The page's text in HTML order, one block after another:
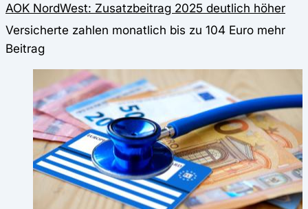
AOK NordWest: Zusatzbeitrag 2025 deutlich höher
Versicherte zahlen monatlich bis zu 104 Euro mehr
Beitrag